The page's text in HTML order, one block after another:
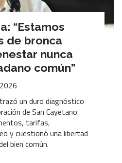
“Estamos
de bronca
nunca
común”
un duro diagnóstico
de San Cayetano.
tarifas,
y cuestionó una libertad
bien común.